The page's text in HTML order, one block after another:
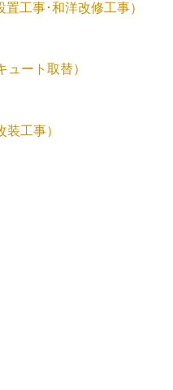
工事･和洋改修工事）
ート取替）
工事）